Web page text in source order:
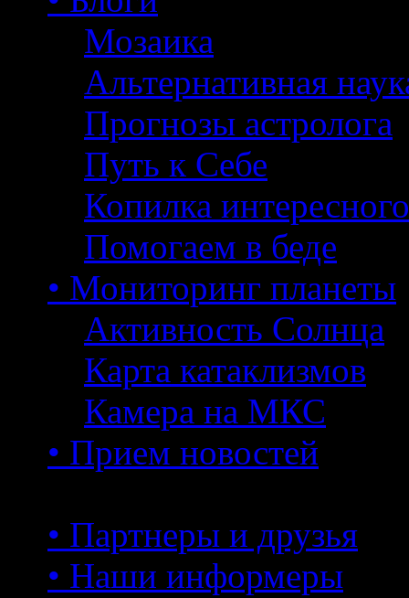
Мозаика
Альтернативная
Прогнозы астролога
Путь к Себе
Копилка интересного
Помогаем в беде
• Мониторинг планеты
Активность Солнца
Карта катаклизмов
Камера на МКС
• Прием новостей
• Партнеры и друзья
• Наши информеры